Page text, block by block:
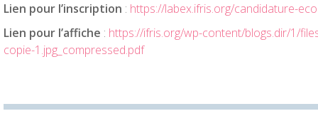
Lien pour l’inscription : https://labex.ifris.org/candidature-
Lien pour l’affiche : https://ifris.org/wp-content/blogs.dir/1/
copie-1.jpg_compressed.pdf